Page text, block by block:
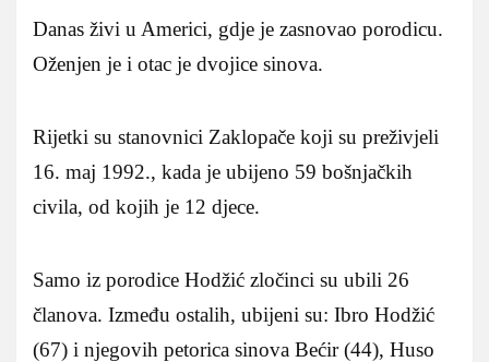
Danas živi u Americi, gdje je zasnovao porodicu.
Oženjen je i otac je dvojice sinova.
Rijetki su stanovnici Zaklopače koji su preživjeli
16. maj 1992., kada je ubijeno 59 bošnjačkih
civila, od kojih je 12 djece.
Samo iz porodice Hodžić zločinci su ubili 26
članova. Između ostalih, ubijeni su: Ibro Hodžić
(67) i njegovih petorica sinova Bećir (44), Huso